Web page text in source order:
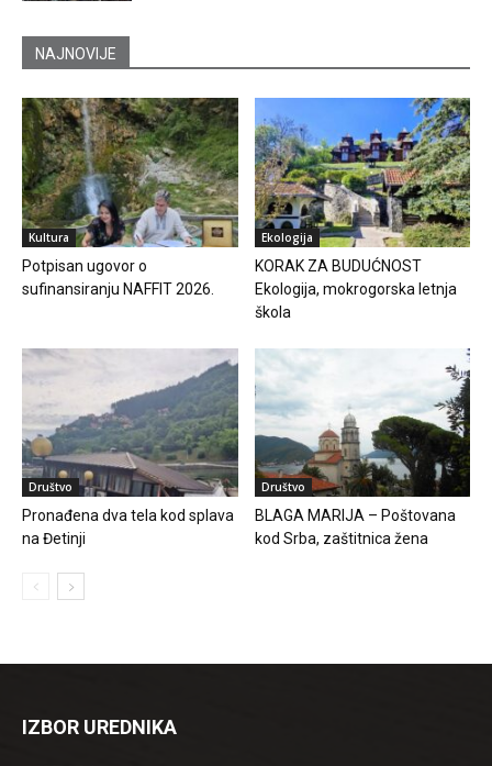
NAJNOVIJE
Kultura
Potpisan ugovor o
sufinansiranju NAFFIT 2026.
Ekologija
KORAK ZA BUDUĆNOST
Ekologija, mokrogorska letnja
škola
Društvo
Pronađena dva tela kod splava
na Đetinji
Društvo
BLAGA MARIJA – Poštovana
kod Srba, zaštitnica žena
IZBOR UREDNIKA